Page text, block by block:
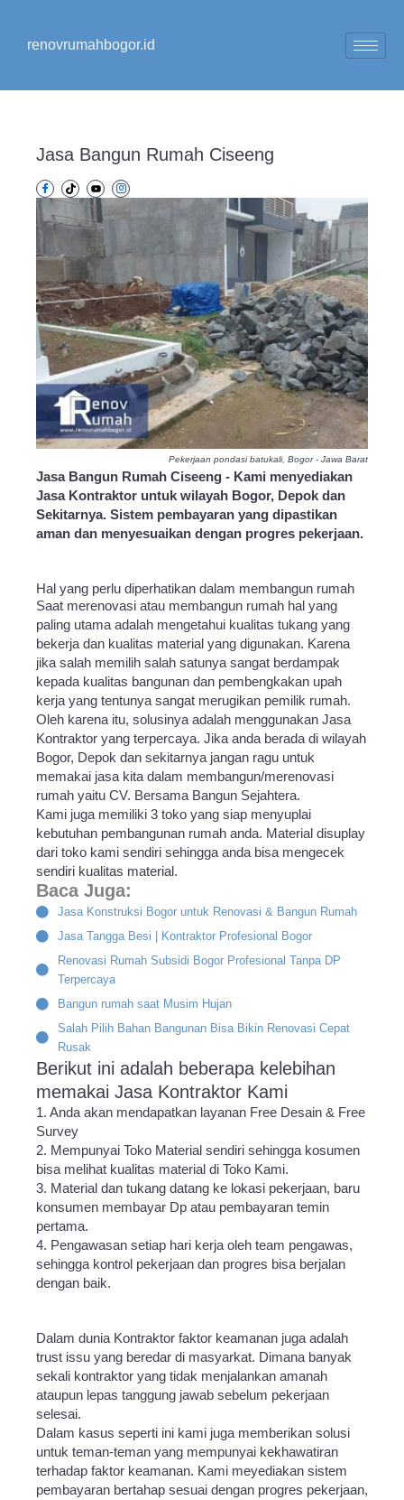
kontenrenovrumahbogor.id
Jasa Bangun Rumah Ciseeng
Pekerjaan pondasi batukali, Bogor - Jawa Barat
Jasa Bangun Rumah Ciseeng - Kami menyediakan
Jasa Kontraktor untuk wilayah Bogor, Depok dan
Sekitarnya. Sistem pembayaran yang dipastikan
aman dan menyesuaikan dengan progres pekerjaan.
Hal yang perlu diperhatikan dalam membangun rumah
Saat merenovasi atau membangun rumah hal yang
paling utama adalah mengetahui kualitas tukang yang
bekerja dan kualitas material yang digunakan. Karena
jika salah memilih salah satunya sangat berdampak
kepada kualitas bangunan dan pembengkakan upah
kerja yang tentunya sangat merugikan pemilik rumah.
Oleh karena itu, solusinya adalah menggunakan Jasa
Kontraktor yang terpercaya. Jika anda berada di wilayah
Bogor, Depok dan sekitarnya jangan ragu untuk
memakai jasa kita dalam membangun/merenovasi
rumah yaitu CV. Bersama Bangun Sejahtera.
Kami juga memiliki 3 toko yang siap menyuplai
kebutuhan pembangunan rumah anda. Material disuplay
dari toko kami sendiri sehingga anda bisa mengecek
sendiri kualitas material.
Baca Juga:
Jasa Konstruksi Bogor untuk Renovasi & Bangun Rumah
Jasa Tangga Besi | Kontraktor Profesional Bogor
Renovasi Rumah Subsidi Bogor Profesional Tanpa DP
Terpercaya
Bangun rumah saat Musim Hujan
Salah Pilih Bahan Bangunan Bisa Bikin Renovasi Cepat
Rusak
Berikut ini adalah beberapa kelebihan
memakai Jasa Kontraktor Kami
1. Anda akan mendapatkan layanan Free Desain & Free
Survey
2. Mempunyai Toko Material sendiri sehingga kosumen
bisa melihat kualitas material di Toko Kami.
3. Material dan tukang datang ke lokasi pekerjaan, baru
konsumen membayar Dp atau pembayaran temin
pertama.
4. Pengawasan setiap hari kerja oleh team pengawas,
sehingga kontrol pekerjaan dan progres bisa berjalan
dengan baik.
Dalam dunia Kontraktor faktor keamanan juga adalah
trust issu yang beredar di masyarkat. Dimana banyak
sekali kontraktor yang tidak menjalankan amanah
ataupun lepas tanggung jawab sebelum pekerjaan
selesai.
Dalam kasus seperti ini kami juga memberikan solusi
untuk teman-teman yang mempunyai kekhawatiran
terhadap faktor keamanan. Kami meyediakan sistem
pembayaran bertahap sesuai dengan progres pekerjaan,